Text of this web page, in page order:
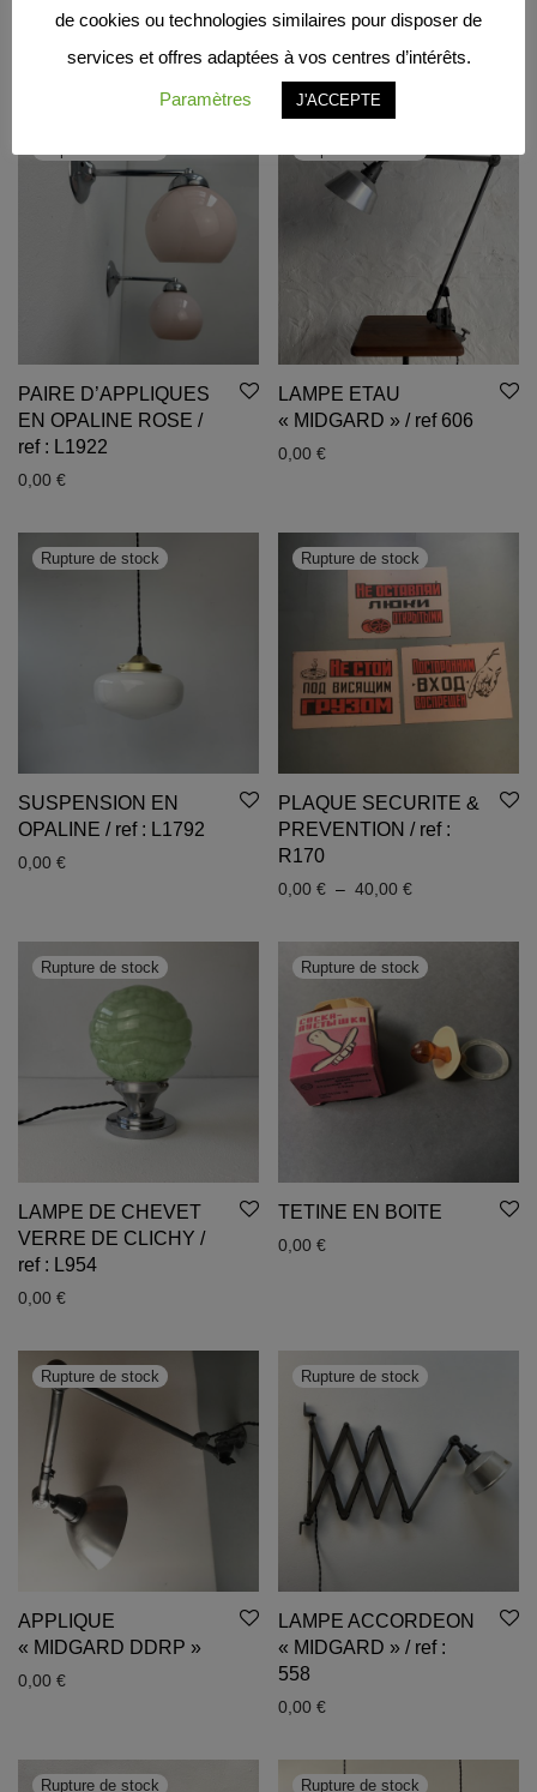
0,00€
OPALINE BLEUE / ref :
PAIRE D’APPLIQUES
EN OPALINE ROSE /
ref : L1922
0,00 €
LAMPE ETAU
« MIDGARD » / ref 606
0,00 €
SUSPENSION EN
OPALINE / ref : L1792
0,00 €
PLAQUE SECURITE &
PREVENTION / ref :
R170
0,00 € – 40,00 €Plage de prix :
LAMPE DE CHEVET
VERRE DE CLICHY /
ref : L954
0,00 €
TETINE EN BOITE
0,00 €
APPLIQUE
« MIDGARD DDRP »
0,00 €
LAMPE ACCORDEON
« MIDGARD » / ref :
558
0,00 €
de cookies ou technologies similaires pour disposer de
services et offres adaptées à vos centres d’intérêts.
Paramètres J'ACCEPTE